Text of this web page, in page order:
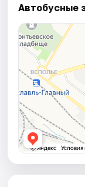
Автобусные